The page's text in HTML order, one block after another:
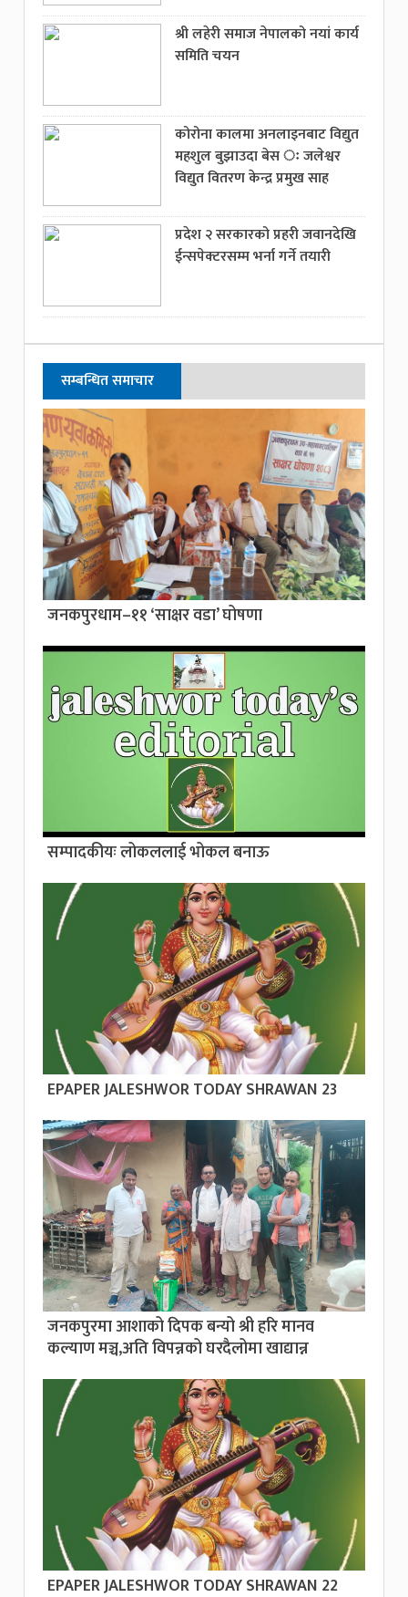
श्री लहेरी समाज नेपालको नयां कार्य
समिति चयन
कोरोना कालमा अनलाइनबाट विद्युत
महशुल बुझाउदा बेस ः जलेश्वर
विद्युत वितरण केन्द्र प्रमुख साह
प्रदेश २ सरकारको प्रहरी जवानदेखि
ईन्सपेक्टरसम्म भर्ना गर्ने तयारी
सम्बन्धित समाचार
जनकपुरधाम–११ ‘साक्षर वडा’ घोषणा
सम्पादकीयः लोकललाई भोकल बनाऊ
EPAPER JALESHWOR TODAY SHRAWAN 23
जनकपुरमा आशाको दिपक बन्यो श्री हरि मानव
कल्याण मञ्च,अति विपन्नको घरदैलोमा खाद्यान्न
EPAPER JALESHWOR TODAY SHRAWAN 22